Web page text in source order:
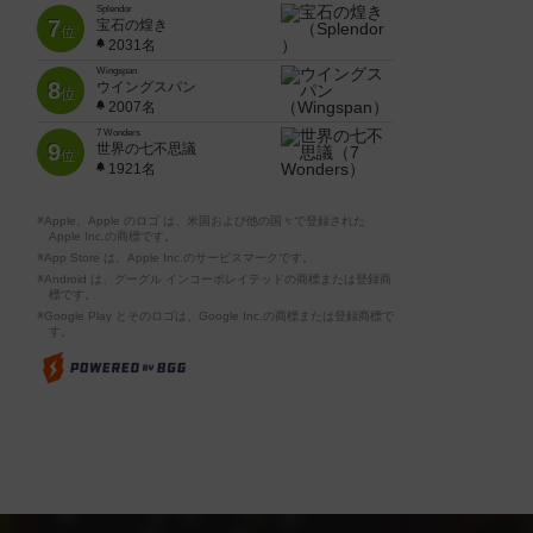
7位
Splendor
宝石の煌き
2031名
8位
Wingspan
ウイングスパン
2007名
9位
7 Wonders
世界の七不思議
1921名
※Apple、Apple のロゴ は、米国および他の国々で登録された
Apple Inc.の商標です。
※App Store は、Apple Inc.のサービスマークです。
※Android は、グーグル インコーポレイテッドの商標または登録商
標です。
※Google Play とそのロゴは、Google Inc.の商標または登録商標で
す。